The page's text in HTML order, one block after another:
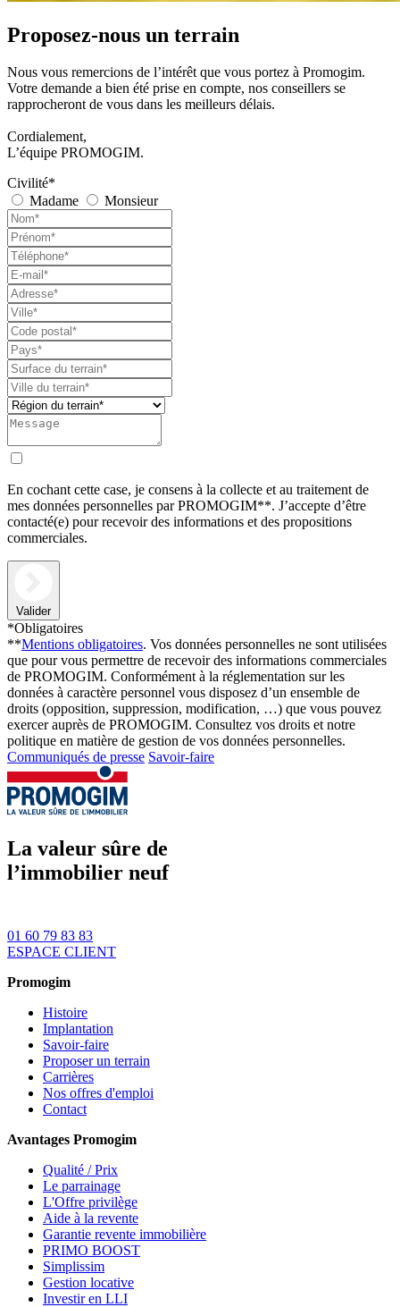
Proposez-nous un terrain
Nous vous remercions de l’intérêt que vous portez à Promogim.
Votre demande a bien été prise en compte, nos conseillers se
rapprocheront de vous dans les meilleurs délais.
Cordialement,
L’équipe PROMOGIM.
Civilité*
Madame
Monsieur
En cochant cette case, je consens à la collecte et au traitement de
mes données personnelles par PROMOGIM**. J’accepte d’être
contacté(e) pour recevoir des informations et des propositions
commerciales.
Valider
*Obligatoires
**Mentions obligatoires. Vos données personnelles ne sont utilisées
que pour vous permettre de recevoir des informations commerciales
de PROMOGIM. Conformément à la réglementation sur les
données à caractère personnel vous disposez d’un ensemble de
droits (opposition, suppression, modification, …) que vous pouvez
exercer auprès de PROMOGIM. Consultez vos droits et notre
politique en matière de gestion de vos données personnelles.
Communiqués de presse Savoir-faire
La valeur sûre de
l’immobilier neuf
01 60 79 83 83
ESPACE CLIENT
Promogim
Histoire
Implantation
Savoir-faire
Proposer un terrain
Carrières
Nos offres d'emploi
Contact
Avantages Promogim
Qualité / Prix
Le parrainage
L'Offre privilège
Aide à la revente
Garantie revente immobilière
PRIMO BOOST
Simplissim
Gestion locative
Investir en LLI